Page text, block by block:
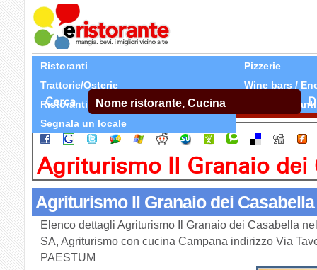
Ristoranti
Pizzerie
Trattorie/Osterie
Wine bars /
Ristoranti Etnici
Tutti Ristoranti
Segnala un locale
Cerca
Agriturismo Il Granaio dei
Agriturismo Il Granaio dei Casabella
Elenco dettagli Agriturismo Il Granaio dei Casabella
SA, Agriturismo con cucina Campana indirizzo Via
PAESTUM